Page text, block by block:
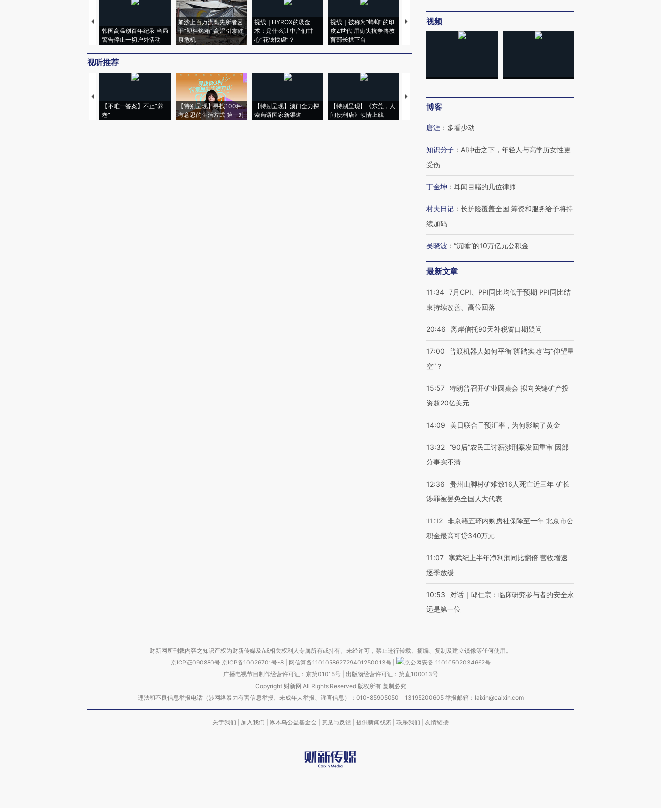
韩国高温创百年纪录 当局
警告停止一切户外活动
加沙上百万流离失所者困
于“塑料烤箱” 高温引发健
康危机
视线｜HYROX的吸金
术：是什么让中产们甘
心“花钱找虐”？
视线｜被称为“蟑螂”的印
度Z世代 用街头抗争将教
育部长拱下台
视线｜“入侵”还是“人道危
机”？难民潮撕裂西班牙
128毫米 紧急转移近
雨 3小时累计雨量超80毫
视听推荐
【不唯一答案】不止“养
老”
【特别呈现】寻找100种
有意思的生活方式·第一对
【特别呈现】澳门全力探
索葡语国家新渠道
【特别呈现】《东莞，人
间便利店》倾情上线
【推广】走进第四届链博
会，让数智科技“链”接产
【商旅对话】华住集团
视频
博客
唐涯 ： 多看少动
知识分子 ： AI冲击之下，年轻人与高学历女性更
受伤
丁金坤 ： 耳闻目睹的几位律师
村夫日记 ： 长护险覆盖全国 筹资和服务给予将持
续加码
吴晓波 ： “沉睡”的10万亿元公积金
最新文章
11:34 7月CPI、PPI同比均低于预期 PPI同比结
束持续改善、高位回落
20:46 离岸信托90天补税窗口期疑问
17:00
普渡机器人如何平衡“脚踏实地”与“仰望星
空”？
15:57 特朗普召开矿业圆桌会 拟向关键矿产投
资超20亿美元
14:09 美日联合干预汇率，为何影响了黄金
13:32 “90后”农民工讨薪涉刑案发回重审 因部
分事实不清
12:36
贵州山脚树矿难致16人死亡近三年 矿长
涉罪被罢免全国人大代表
11:12 非京籍五环内购房社保降至一年 北京市公
积金最高可贷340万元
11:07
寒武纪上半年净利润同比翻倍 营收增速
逐季放缓
10:53
对话｜邱仁宗：临床研究参与者的安全永
远是第一位
财新网所刊载内容之知识产权为财新传媒及/或相关权利人专属所有或持有。未经许可，禁止进行转载、摘编、复制及建立镜像等任何使用。
京ICP证090880号 京ICP备10026701号-8 网信算备110105862729401250013号
京公网安备 11010502034662号
广播电视节目制作经营许可证：京第01015号| 出版物经营许可证：第直100013号
Copyright 财新网 All Rights Reserved 版权所有 复制必究
违法和不良信息举报电话（涉网络暴力有害信息举报、未成年人举报、谣言信息）：010-85905050 13195200605 举报邮箱：laixin@caixin.com
关于我们 加入我们 啄木鸟公益基金会 意见与反馈 提供新闻线索 联系我们 友情链接